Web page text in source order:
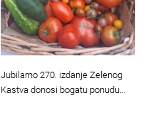
Jubilarno 270. izdanje Zelenog
Kastva donosi bogatu ponudu…